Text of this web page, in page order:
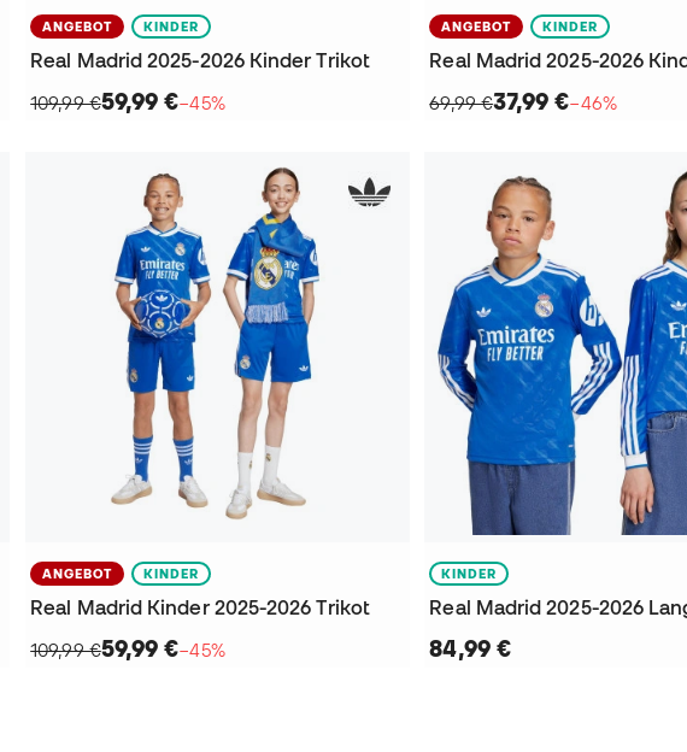
ANGEBOT KINDER
Real Madrid 2025-2026 Kinder Trikot
109,99 €59,99 €−45%
ANGEBOT KINDER
Real Madrid 2025-2026
69,99 €37,99 €−46%
ANGEBOT KINDER
Real Madrid Kinder 2025-2026 Trikot
109,99 €59,99 €−45%
KINDER
84,99 €